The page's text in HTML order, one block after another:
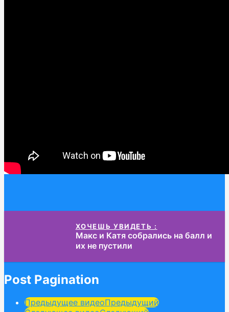
ХОЧЕШЬ УВИДЕТЬ :
Макс и Катя собрались на балл и
их не пустили
Post Pagination
Предыдущее видеоПредыдущий